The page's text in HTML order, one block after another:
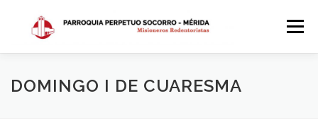
contenido
Menú
INICIO DÓNDE ESTAMOS HISTORIA
DOMINGO I DE CUARESMA